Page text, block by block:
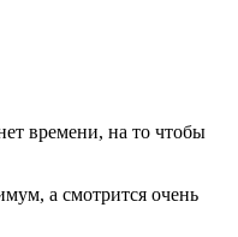
времени, на то чтобы
а смотрится очень